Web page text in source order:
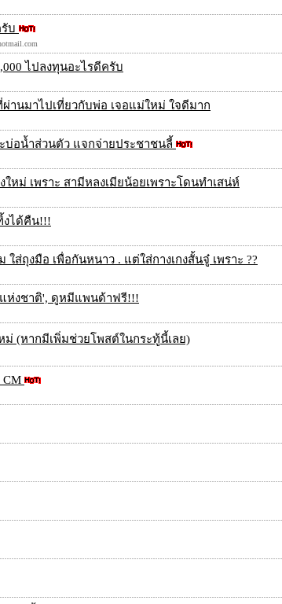
บ
ไปลงทุนอะไรดีครับ
านมาไปเที่ยวกับพ่อ เจอแม่ใหม่ ใจดีมาก
บ่อน้ำส่วนตัว แจกจ่ายประชาชนลี้
หม่ เพราะ สามีหลงเมียน้อยเพราะโดนทำเสน่ห์
งได้คืน!!!
ส่ถุงมือ เพื่อกันหนาว . แต่ใส่กางเกงสั้นจู๋ เพราะ ??
แห่งชาติ', ดูหมีแพนด้าฟรี!!!
ม่ (หากมีเพิ่มช่วยโพสต์ในกระทู้นี้เลย)